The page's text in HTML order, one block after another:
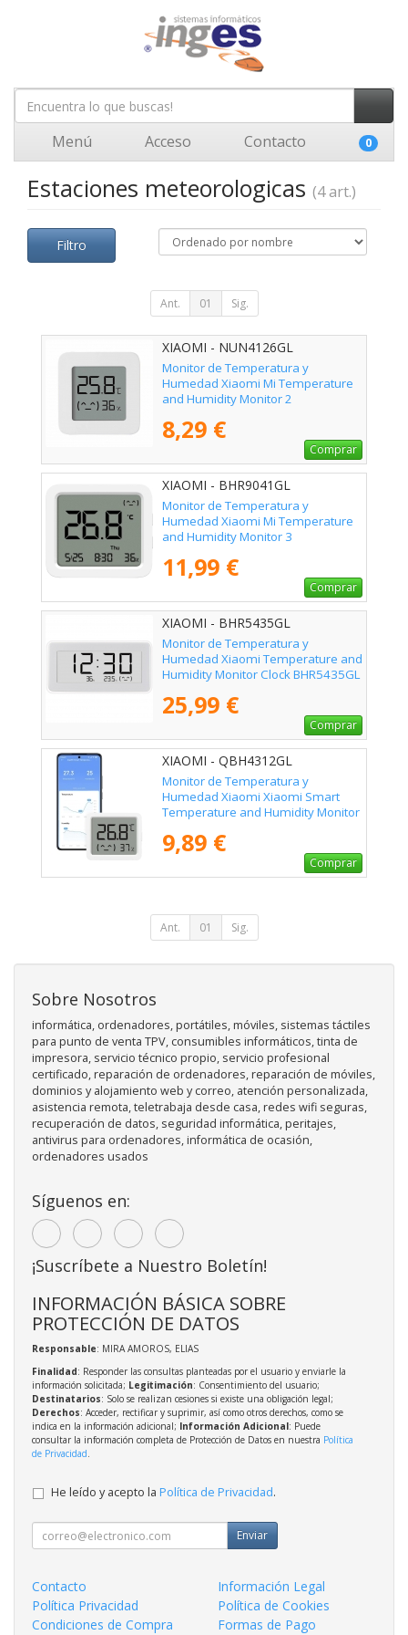
Menú Acceso Contacto 0
Estaciones meteorologicas (4 art.)
Filtro
Ant. 01 Sig.
XIAOMI - NUN4126GL
Monitor de Temperatura y
Humedad Xiaomi Mi Temperature
and Humidity Monitor 2
8,29 €
Comprar
XIAOMI - BHR9041GL
Monitor de Temperatura y
Humedad Xiaomi Mi Temperature
and Humidity Monitor 3
11,99 €
Comprar
XIAOMI - BHR5435GL
Monitor de Temperatura y
Humedad Xiaomi Temperature and
Humidity Monitor Clock BHR5435GL
25,99 €
Comprar
XIAOMI - QBH4312GL
Monitor de Temperatura y
Humedad Xiaomi Xiaomi Smart
Temperature and Humidity Monitor
9,89 €
Comprar
Ant. 01 Sig.
Sobre Nosotros
informática, ordenadores, portátiles, móviles, sistemas táctiles
para punto de venta TPV, consumibles informáticos, tinta de
impresora, servicio técnico propio, servicio profesional
certificado, reparación de ordenadores, reparación de móviles,
dominios y alojamiento web y correo, atención personalizada,
asistencia remota, teletrabaja desde casa, redes wifi seguras,
recuperación de datos, seguridad informática, peritajes,
antivirus para ordenadores, informática de ocasión,
ordenadores usados
Síguenos en:
¡Suscríbete a Nuestro Boletín!
INFORMACIÓN BÁSICA SOBRE
PROTECCIÓN DE DATOS
Responsable: MIRA AMOROS, ELIAS
Finalidad: Responder las consultas planteadas por el usuario y enviarle la
información solicitada; Legitimación: Consentimiento del usuario;
Destinatarios: Solo se realizan cesiones si existe una obligación legal;
Derechos: Acceder, rectificar y suprimir, así como otros derechos, como se
indica en la información adicional; Información Adicional: Puede
consultar la información completa de Protección de Datos en nuestra Política
de Privacidad.
He leído y acepto la Política de Privacidad.
Enviar
Contacto
Información Legal
Política Privacidad
Política de Cookies
Condiciones de Compra
Formas de Pago